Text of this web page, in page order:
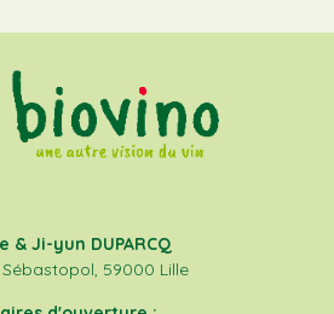
& Ji-yun DUPARCQ
59000 Lille